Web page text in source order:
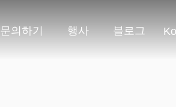
문의하기 행사 블로그